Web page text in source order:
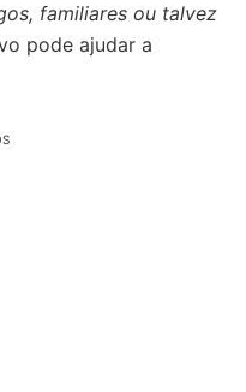
familiares ou talvez
pode ajudar a